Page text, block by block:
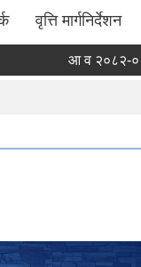
वृत्ति मार्गनिर्देशन
आ व २०८२-०८३